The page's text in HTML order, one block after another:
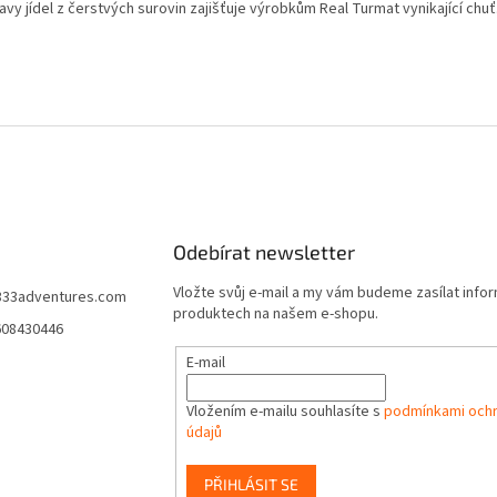
jídel z čerstvých surovin zajišťuje výrobkům Real Turmat vynikající
Odebírat newsletter
Vložte svůj e-mail a my vám budeme zasílat
produktech na našem e-shopu.
E-mail
Vložením e-mailu souhlasíte s podmínkami
údajů
PŘIHLÁSIT SE